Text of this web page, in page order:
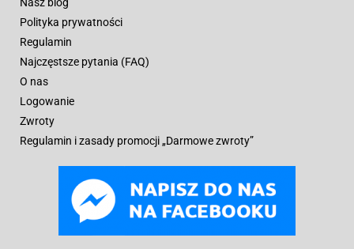
Polityka prywatności
Regulamin
Najczęstsze pytania (FAQ)
O nas
Logowanie
Zwroty
Regulamin i zasady promocji „Darmowe zwroty”